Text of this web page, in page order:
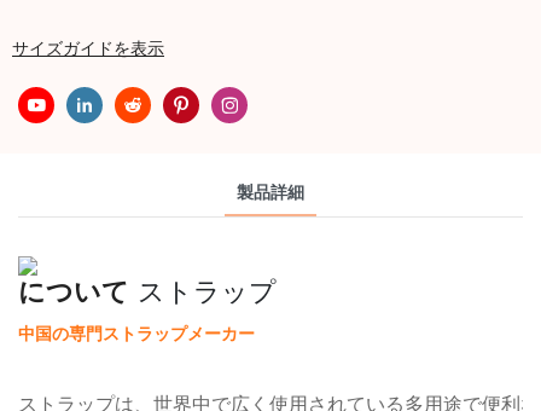
サイズガイドを表示
製品詳細
について ストラップ
中国の専門ストラップメーカー